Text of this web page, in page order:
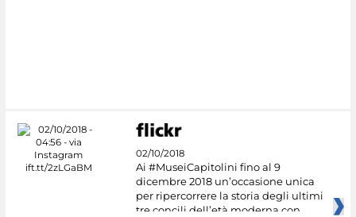
02/10/2018
Ai #MuseiCapitolini fino al 9
dicembre 2018 un’occasione unica
per ripercorrere la storia degli ultimi
tre concili dell’età moderna con